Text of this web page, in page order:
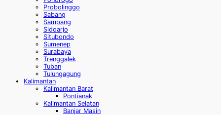
Probolinggo
Sabang
Sampang
Sidoarjo
Situbondo
Sumenep
Surabaya
Trenggalek
Tuban
Tulungagung
Kalimantan
Kalimantan Barat
Pontianak
Kalimantan Selatan
Banjar Masin